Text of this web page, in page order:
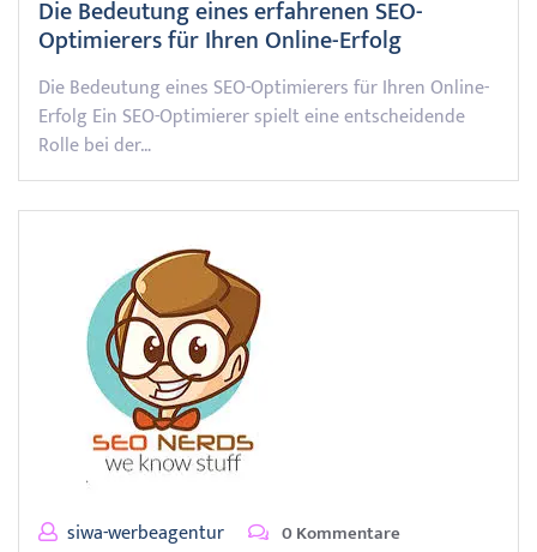
Die Bedeutung eines erfahrenen SEO-
Optimierers für Ihren Online-Erfolg
Die Bedeutung eines SEO-Optimierers für Ihren Online-
Erfolg Ein SEO-Optimierer spielt eine entscheidende
Rolle bei der…
siwa-werbeagentur 0 Kommentare